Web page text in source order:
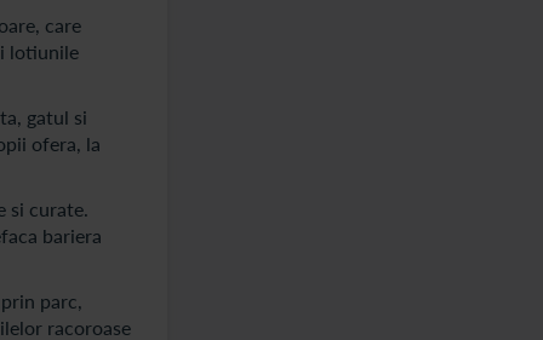
care
lotiunile
gatul si
ofera, la
si curate.
bariera
parc,
racoroase